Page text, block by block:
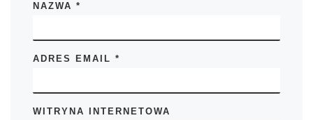
NAZWA*
ADRES EMAIL*
WITRYNA INTERNETOWA